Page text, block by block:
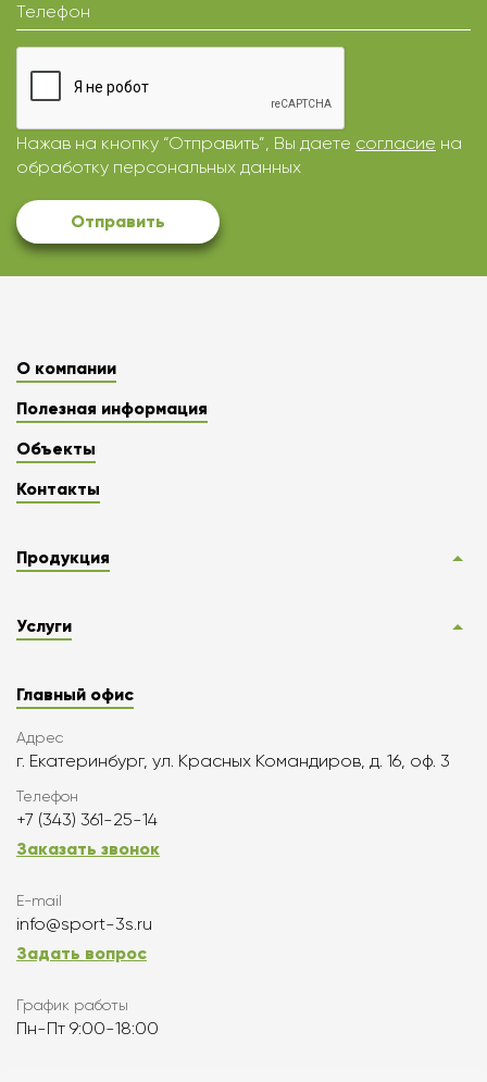
Телефон
Нажав на кнопку “Отправить”, Вы даете согласие на
обработку персональных данных
Отправить
О компании
Полезная информация
Объекты
Контакты
Продукция
Услуги
Главный офис
Адрес
г. Екатеринбург, ул. Красных Командиров, д. 16, оф. 3
Телефон
+7 (343) 361-25-14
Заказать звонок
E-mail
info@sport-3s.ru
Задать вопрос
График работы
Пн-Пт 9:00-18:00